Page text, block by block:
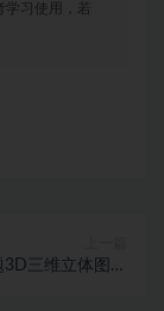
学习使用，若
三维立体图标